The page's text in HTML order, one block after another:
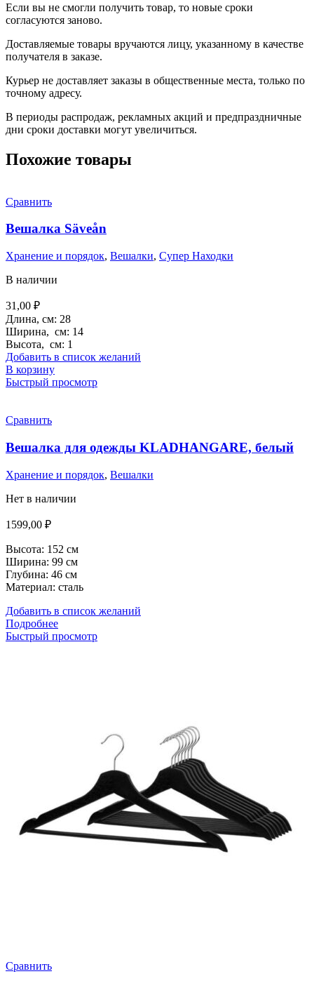
Если вы не смогли получить товар, то новые сроки
согласуются заново.
Доставляемые товары вручаются лицу, указанному в качестве
получателя в заказе.
Курьер не доставляет заказы в общественные места, только по
точному адресу.
В периоды распродаж, рекламных акций и предпраздничные
дни сроки доставки могут увеличиться.
Похожие товары
Сравнить
Вешалка Säveån
Хранение и порядок, Вешалки, Супер Находки
В наличии
31,00 ₽
Длина, см: 28
Ширина, см: 14
Высота, см: 1
Добавить в список желаний
В корзину
Быстрый просмотр
Сравнить
Вешалка для одежды KLADHANGARE, белый
Хранение и порядок, Вешалки
Нет в наличии
1599,00 ₽
Высота: 152 см
Ширина: 99 см
Глубина: 46 см
Материал: сталь
Добавить в список желаний
Подробнее
Быстрый просмотр
Сравнить